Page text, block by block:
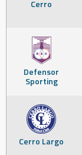
Cerro
Defensor
Sporting
Cerro Largo